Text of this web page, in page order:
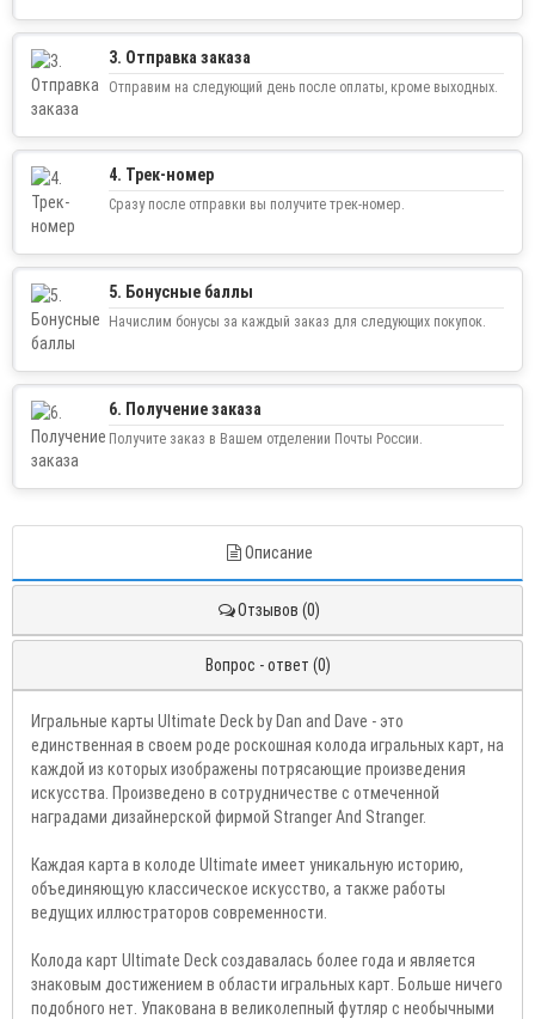
3. Отправка заказа
Отправим на следующий день после оплаты, кроме выходных.
4. Трек-номер
Сразу после отправки вы получите трек-номер.
5. Бонусные баллы
Начислим бонусы за каждый заказ для следующих покупок.
6. Получение заказа
Получите заказ в Вашем отделении Почты России.
Описание
Отзывов (0)
Вопрос - ответ (0)
Игральные карты Ultimate Deck by Dan and Dave - это
единственная в своем роде роскошная колода игральных карт, на
каждой из которых изображены потрясающие произведения
искусства. Произведено в сотрудничестве с отмеченной
наградами дизайнерской фирмой Stranger And Stranger.
Каждая карта в колоде Ultimate имеет уникальную историю,
объединяющую классическое искусство, а также работы
ведущих иллюстраторов современности.
Колода карт Ultimate Deck создавалась более года и является
знаковым достижением в области игральных карт. Больше ничего
подобного нет. Упакована в великолепный футляр с необычными